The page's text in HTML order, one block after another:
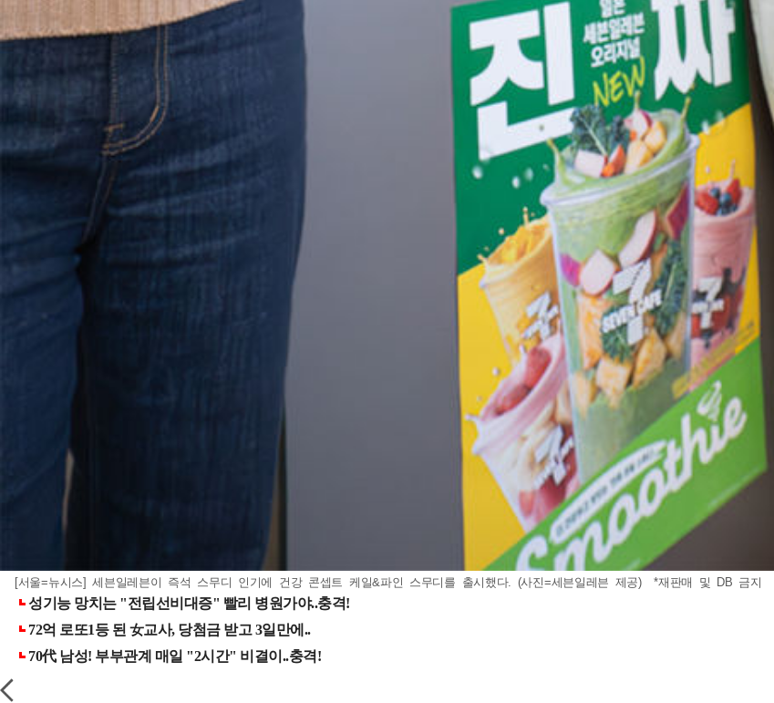
[서울=뉴시스] 세븐일레븐이 즉석 스무디 인기에 건강 콘셉트 케일&파인 스무디를 출시했다. (사진=세븐일레븐 제공) *재판매 및 DB 금지